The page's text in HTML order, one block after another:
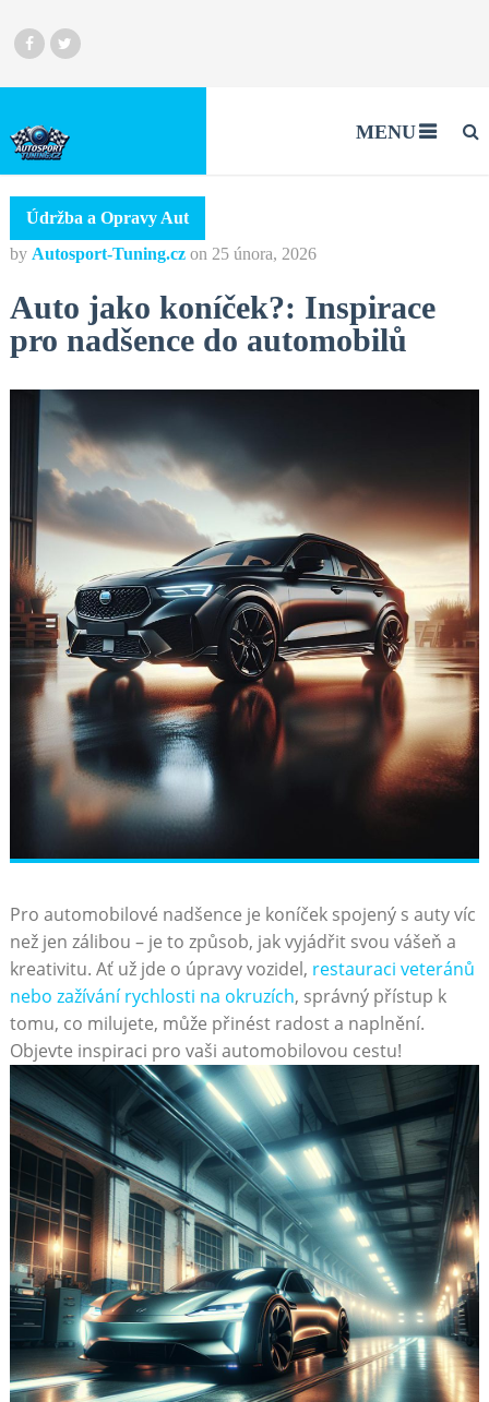
MENU
Údržba a Opravy Aut
by Autosport-Tuning.cz on 25 února, 2026
Auto jako koníček?: Inspirace
pro nadšence do automobilů
Pro automobilové nadšence je koníček spojený s auty víc
než jen zálibou – je to způsob, jak vyjádřit svou vášeň a
kreativitu. Ať už jde o úpravy vozidel, restauraci veteránů
nebo zažívání rychlosti na okruzích, správný přístup k
tomu, co milujete, může přinést radost a naplnění.
Objevte inspiraci pro vaši automobilovou cestu!